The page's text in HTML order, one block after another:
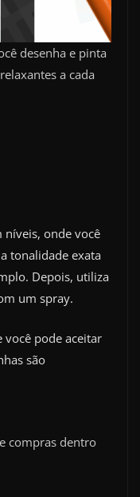
desenha e pinta
a cada
níveis, onde você
tonalidade exata
Depois, utiliza
um spray.
pode aceitar
são
compras dentro